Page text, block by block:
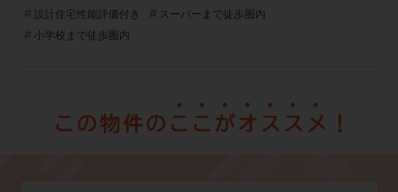
設計住宅性能評価付き
スーパーまで徒歩圏内
小学校まで徒歩圏内